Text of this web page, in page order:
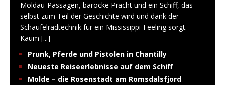
Moldau-Passagen, barocke Pracht und ein Schiff, das
selbst zum Teil der Geschichte wird und dank der
Schaufelradtechnik für ein Mississippi-Feeling sorgt.
Kaum [...]
Prunk, Pferde und Pistolen in Chantilly
Neueste Reiseerlebnisse auf dem Schiff
Molde – die Rosenstadt am Romsdalsfjord